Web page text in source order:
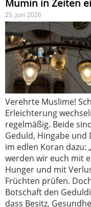
Mumin in Zeiten
25. Juni 2026
Verehrte Muslime!
Erleichterung
regelmäßig. Beide
Geduld, Hingabe und
im edlen Koran dazu:
werden wir euch mit
Hunger und mit
Früchten prüfen.
Botschaft den
dass Besitz,